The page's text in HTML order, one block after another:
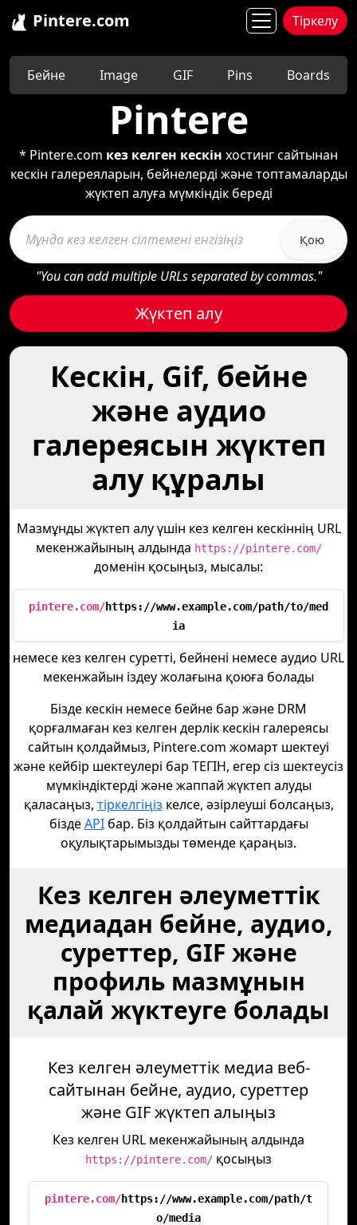
Pintere.com Тіркелу
Бейне Image GIF Pins Boards
Pintere
* Pintere.com кез келген кескін хостинг сайтынан
кескін галереяларын, бейнелерді және топтамаларды
жүктеп алуға мүмкіндік береді
Қою
"You can add multiple URLs separated by commas."
Жүктеп алу
Кескін, Gif, бейне
және аудио
галереясын жүктеп
алу құралы
Мазмұнды жүктеп алу үшін кез келген кескіннің URL
мекенжайының алдында https://pintere.com/
доменін қосыңыз, мысалы:
pintere.com/https://www.example.com/path/to/med
ia
немесе кез келген суретті, бейнені немесе аудио URL
мекенжайын іздеу жолағына қоюға болады
Бізде кескін немесе бейне бар және DRM
қорғалмаған кез келген дерлік кескін галереясы
сайтын қолдаймыз, Pintere.com жомарт шектеуі
және кейбір шектеулері бар ТЕГІН, егер сіз шектеусіз
мүмкіндіктерді және жаппай жүктеп алуды
қаласаңыз, тіркелгіңіз келсе, әзірлеуші болсаңыз,
біздеAPIбар. Біз қолдайтын сайттардағы
оқулықтарымызды төменде қараңыз.
Кез келген әлеуметтік
медиадан бейне, аудио,
суреттер, GIF және
профиль мазмұнын
қалай жүктеуге болады
Кез келген әлеуметтік медиа веб-
сайтынан бейне, аудио, суреттер
және GIF жүктеп алыңыз
Кез келген URL мекенжайының алдында
https://pintere.com/ қосыңыз
pintere.com/https://www.example.com/path/t
o/media